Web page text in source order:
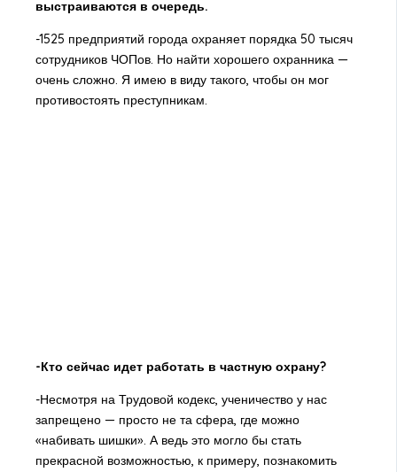
выстраиваются в очередь.
-1525 предприятий города охраняет порядка 50 тысяч
сотрудников ЧОПов. Но найти хорошего охранника —
очень сложно. Я имею в виду такого, чтобы он мог
противостоять преступникам.
-Кто сейчас идет работать в частную охрану?
-Несмотря на Трудовой кодекс, ученичество у нас
запрещено — просто не та сфера, где можно
«набивать шишки». А ведь это могло бы стать
прекрасной возможностью, к примеру, познакомить